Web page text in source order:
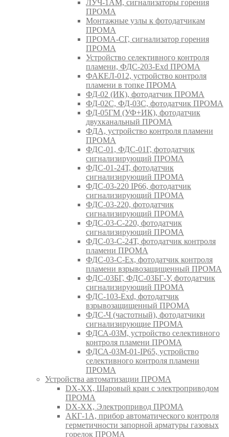
ЛУЧ-1АМ, сигнализаторы горения
ПРОМА
Монтажные узлы к фотодатчикам
ПРОМА
ПРОМА-СГ, сигнализатор горения
ПРОМА
Устройство селективного контроля
пламени, ФДС-203-Exd ПРОМА
ФАКЕЛ-012, устройство контроля
пламени в топке ПРОМА
ФД-02 (ИК), фотодатчик ПРОМА
ФД-02С, ФД-03С, фотодатчик ПРОМА
ФД-05ГМ (УФ+ИК), фотодатчик
двухканальный ПРОМА
ФДА, устройство контроля пламени
ПРОМА
ФДС-01, ФДС-01Г, фотодатчик
сигнализирующий ПРОМА
ФДС-01-24Т, фотодатчик
сигнализирующий ПРОМА
ФДС-03-220 IP66, фотодатчик
сигнализирующий ПРОМА
ФДС-03-220, фотодатчик
сигнализирующий ПРОМА
ФДС-03-С-220, фотодатчик
сигнализирующий ПРОМА
ФДС-03-С-24Т, фотодатчик контроля
пламени ПРОМА
ФДС-03-С-Ex, фотодатчик контроля
пламени взрывозащищенный ПРОМА
ФДС-03БГ, ФДС-03БГ-У, фотодатчик
сигнализирующий ПРОМА
ФДС-103-Ехd, фотодатчик
взрывозащищенный ПРОМА
ФДС-Ч (частотный), фотодатчики
сигнализирующие ПРОМА
ФДСА-03М, устройство селективного
контроля пламени ПРОМА
ФДСА-03М-01-IP65, устройство
селективного контроля пламени
ПРОМА
Устройства автоматизации ПРОМА
DX-XX, Шаровый кран c электроприводом
ПРОМА
DX-XX, Электропривод ПРОМА
АКГ-1А, прибор автоматического контроля
герметичности запорной арматуры газовых
горелок ПРОМА